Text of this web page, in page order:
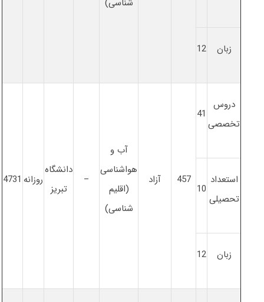
زبان 12
دروس
تخصصی
41
457 آزاد
آب و
هواشناسی
(اقلیم
شناسی)
–
دانشگاه
تبریز
روزانه 4731
استعداد
تحصیلی
10
زبان 12